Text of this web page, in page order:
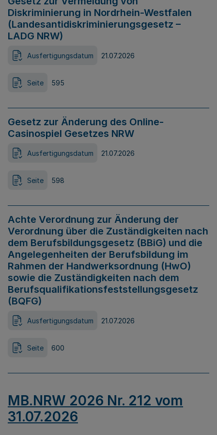
Diskriminierung in Nordrhein-Westfalen
(Landesantidiskriminierungsgesetz –
LADG NRW)
Ausfertigungsdatum 21.07.2026
Seite 595
Gesetz zur Änderung des Online-
Casinospiel Gesetzes NRW
Ausfertigungsdatum 21.07.2026
Seite 598
Achte Verordnung zur Änderung der
Verordnung über die Zuständigkeiten nach
dem Berufsbildungsgesetz (BBiG) und die
Angelegenheiten der Berufsbildung im
Rahmen der Handwerksordnung (HwO)
sowie die Zuständigkeiten nach dem
Berufsqualifikationsfeststellungsgesetz
(BQFG)
Ausfertigungsdatum 21.07.2026
Seite 600
MB.NRW 2026 Nr. 212 vom
31.07.2026